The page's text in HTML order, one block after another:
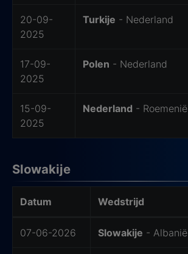
20-09-
2025
Turkije - Nederland
17-09-
2025
Polen - Nederland
15-09-
2025
Nederland - Roemenië
Slowakije
Datum Wedstrijd
07-06-2026 Slowakije - Albanië